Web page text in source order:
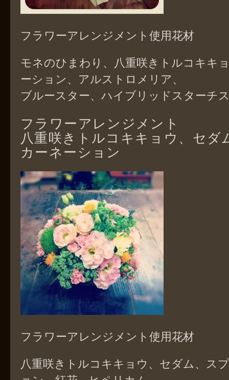
フラワーアレンジメント使用花材
モネのひまわり、八重咲きトルコキキ
ーション、アルストロメリア、
ブルースター、ハイブリッドスターチ
フラワーアレンジメント
八重咲きトルコキキョウ、セダ
カーネーション
フラワーアレンジメント使用花材
八重咲きトルコキキョウ、セダム、ス